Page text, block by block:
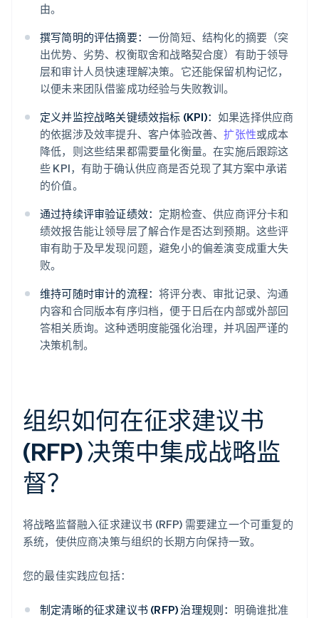
由。
撰写简明的评估摘要： 一份简短、结构化的摘要（突
出优势、劣势、权衡取舍和战略契合度）有助于领导
层和审计人员快速理解决策。它还能保留机构记忆，
以便未来团队借鉴成功经验与失败教训。
定义并监控战略关键绩效指标 (KPI)： 如果选择供应商
的依据涉及效率提升、客户体验改善、扩张性或成本
降低，则这些结果都需要量化衡量。在实施后跟踪这
些 KPI，有助于确认供应商是否兑现了其方案中承诺
的价值。
通过持续评审验证绩效： 定期检查、供应商评分卡和
绩效报告能让领导层了解合作是否达到预期。这些评
审有助于及早发现问题，避免小的偏差演变成重大失
败。
维持可随时审计的流程：将评分表、审批记录、沟通
内容和合同版本有序归档，便于日后在内部或外部回
答相关质询。这种透明度能强化治理，并巩固严谨的
决策机制。
组织如何在征求建议书
(RFP) 决策中集成战略监
督？
将战略监督融入征求建议书 (RFP) 需要建立一个可重复的
系统，使供应商决策与组织的长期方向保持一致。
您的最佳实践应包括：
制定清晰的征求建议书 (RFP) 治理规则： 明确谁批准